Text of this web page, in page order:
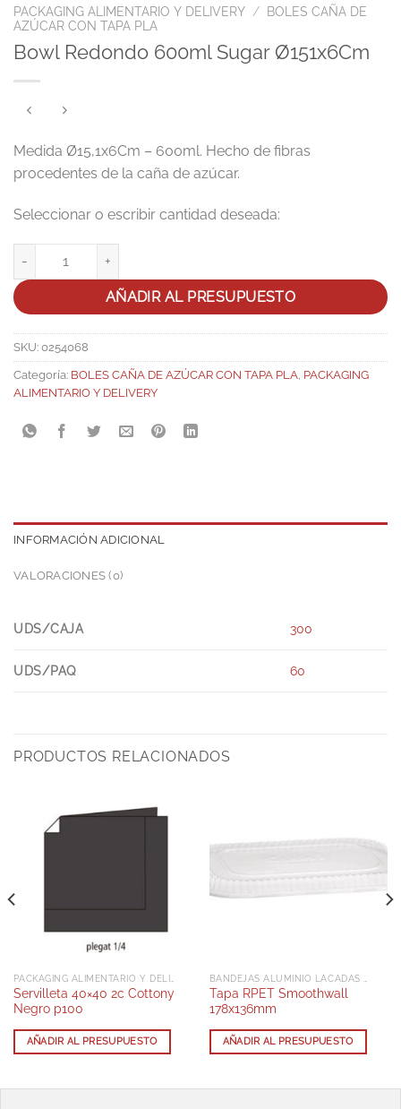
PACKAGING ALIMENTARIO Y DELIVERY /
BOLES CAÑA DE
AZÚCAR CON TAPA PLA
Bowl Redondo 600ml Sugar Ø151x6Cm
Medida Ø15,1x6Cm – 600ml. Hecho de fibras
procedentes de la caña de azúcar.
AÑADIR AL PRESUPUESTO
SKU: 0254068
Categoría: BOLES CAÑA DE AZÚCAR CON TAPA PLA PACKAGING
ALIMENTARIO Y DELIVERY
INFORMACIÓN ADICIONAL
VALORACIONES (0)
UDS/CAJA 300
UDS/PAQ 60
PRODUCTOS RELACIONADOS
PACKAGING ALIMENTARIO Y DELIVERY
Servilleta 40×40 2c Cottony
Negro p100
AÑADIR AL PRESUPUESTO
BANDEJAS ALUMINIO LACADAS CON TAPA RPET
Tapa RPET Smoothwall
178x136mm
AÑADIR AL PRESUPUESTO